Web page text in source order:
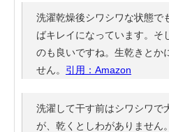
洗濯乾燥後シワシワな状態で
ばキレイになっています。そ
のも良いですね。生乾きとか
せん。 引用：Amazon
洗濯して干す前はシワシワで
が、乾くとしわがありません